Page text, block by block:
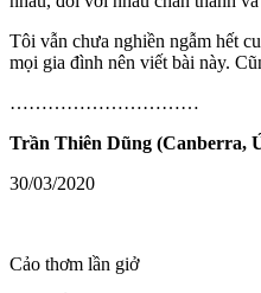
Tôi vẫn chưa nghiền ngẫm hết
mọi gia đình nên viết bài này.
…………………………
Trần Thiên Dũng (Canberra,
30/03/2020
Cảo thơm lần giở